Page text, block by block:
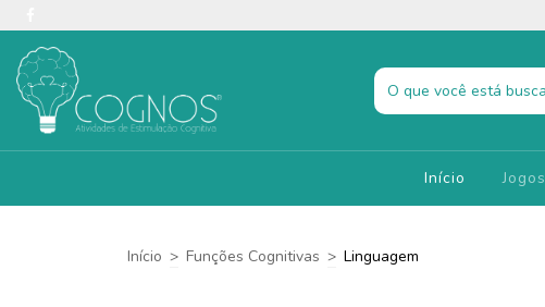
Início Jogos
Início > Funções Cognitivas > Linguagem